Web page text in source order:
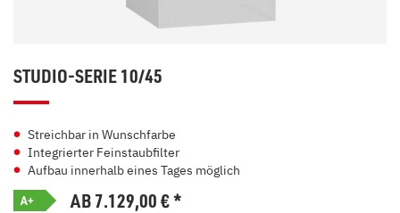
STUDIO-SERIE 10/45
Streichbar in Wunschfarbe
Integrierter Feinstaubfilter
Aufbau innerhalb eines Tages möglich
A+ AB 7.129,00€*